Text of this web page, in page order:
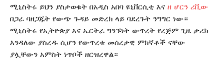
ሚኒስትሩ ይህን ያስታወቁት በአዲስ አበባ ዩኒቨርሲቲ እና ዘ ሆርን ሪቪው
በጋራ ባዘጋጁት የውጭ ጉዳይ መድረክ ላይ ባደረጉት ንግግር ነው።
ሚኒስትሩ የኢትዮጵያ እና ኤርትራ ግንኙነት ውጥረት የረጅም ጊዜ ታሪክ
እንዳለው ያስረዱ ሲሆን የውጥረቱ መሰረታዊ ምክኛቶች ናቸው
ያሏቸውን አምስት ነጥቦች ዘርዝረዋል።